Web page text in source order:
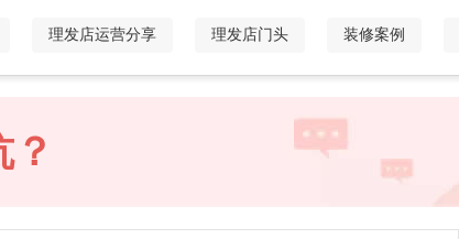
理发店运营分享 理发店门头 装修案例